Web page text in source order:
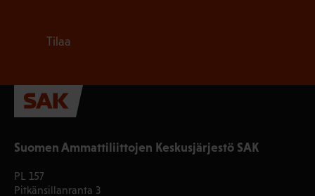
Suomen Ammattiliittojen Keskusjärjestö SAK
PL 157
Pitkänsillanranta 3
Tilaa